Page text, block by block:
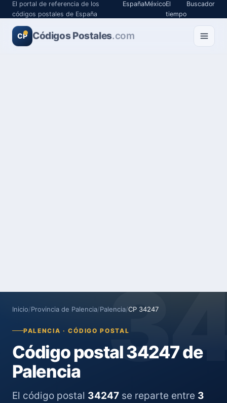
El portal de referencia de los
códigos postales de España
EspañaMéxicoEl
tiempo
Buscador
CP Códigos Postales.com
Inicio/Provincia de Palencia/Palencia/CP 34247
PALENCIA · CÓDIGO POSTAL
Código postal 34247 de
Palencia
El código postal 34247 se reparte entre 3